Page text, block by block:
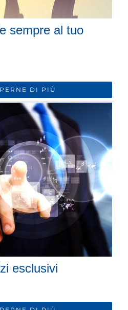
sempre al tuo
DI PIÙ
esclusivi